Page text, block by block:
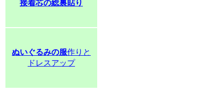
接着芯の総裏貼り
ぬいぐるみの服作りと
ドレスアップ